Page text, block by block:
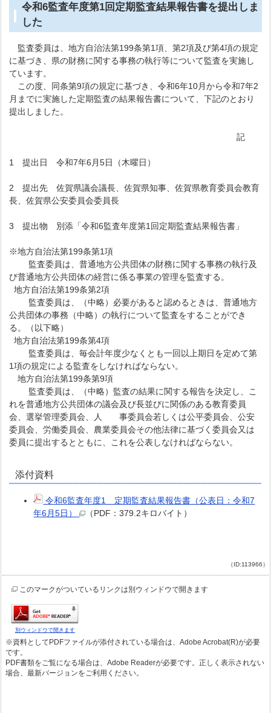
令和6監査年度第1回定期監査結果報告書を提出しま
した
監査委員は、地方自治法第199条第1項、第2項及び第4項の規定
に基づき、県の財務に関する事務の執行等について監査を実施し
ています。
この度、同条第9項の規定に基づき、令和6年10月から令和7年2
月までに実施した定期監査の結果報告書について、下記のとおり
提出しました。
記
1 提出日 令和7年6月5日（木曜日）
2 提出先 佐賀県議会議長、佐賀県知事、佐賀県教育委員会教育
長、佐賀県公安委員会委員長
3 提出物 別添「令和6監査年度第1回定期監査結果報告書」
※地方自治法第199条第1項
監査委員は、普通地方公共団体の財務に関する事務の執行及
び普通地方公共団体の経営に係る事業の管理を監査する。
地方自治法第199条第2項
監査委員は、（中略）必要があると認めるときは、普通地方
公共団体の事務（中略）の執行について監査をすることができ
る。（以下略）
地方自治法第199条第4項
監査委員は、毎会計年度少なくとも一回以上期日を定めて第
1項の規定による監査をしなければならない。
地方自治法第199条第9項
監査委員は、（中略）監査の結果に関する報告を決定し、こ
れを普通地方公共団体の議会及び長並びに関係のある教育委員
会、選挙管理委員会、人 事委員会若しくは公平委員会、公安
委員会、労働委員会、農業委員会その他法律に基づく委員会又は
委員に提出するとともに、これを公表しなければならない。
添付資料
令和6監査年度1 定期監査結果報告書（公表日：令和7
年6月5日）
（PDF：379.2キロバイト）
（ID:113966）
このマークがついているリンクは別ウィンドウで開きます
別ウィンドウで開きます
※資料としてPDFファイルが添付されている場合は、Adobe Acrobat(R)が必要
です。
PDF書類をご覧になる場合は、Adobe Readerが必要です。正しく表示されない
場合、最新バージョンをご利用ください。